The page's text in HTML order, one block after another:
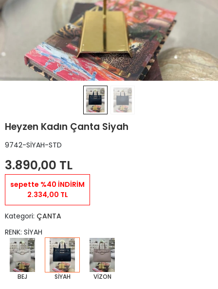
Heyzen Kadın Çanta Siyah
9742-SİYAH-STD
3.890,00 TL
sepette %40 İNDİRİM
2.334,00 TL
Kategori: ÇANTA
RENK: SİYAH
BEJ SİYAH VİZON